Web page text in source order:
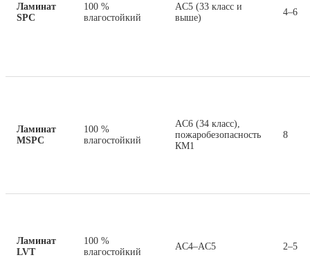
Ламинат
SPC
100 %
влагостойкий
AC5 (33 класс и
выше)
4–6
Ламинат
MSPC
100 %
влагостойкий
AC6 (34 класс),
пожаробезопасность
КМ1
8
Ламинат
LVT
100 %
влагостойкий
AC4–AC5 2–5